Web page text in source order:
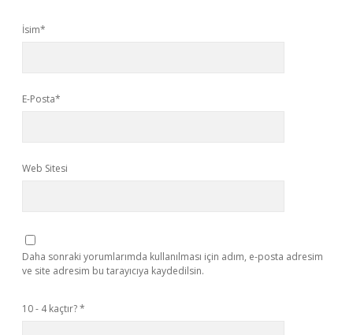
İsim*
E-Posta*
Web Sitesi
Daha sonraki yorumlarımda kullanılması için adım, e-posta adresim
ve site adresim bu tarayıcıya kaydedilsin.
10 - 4 kaçtır?*